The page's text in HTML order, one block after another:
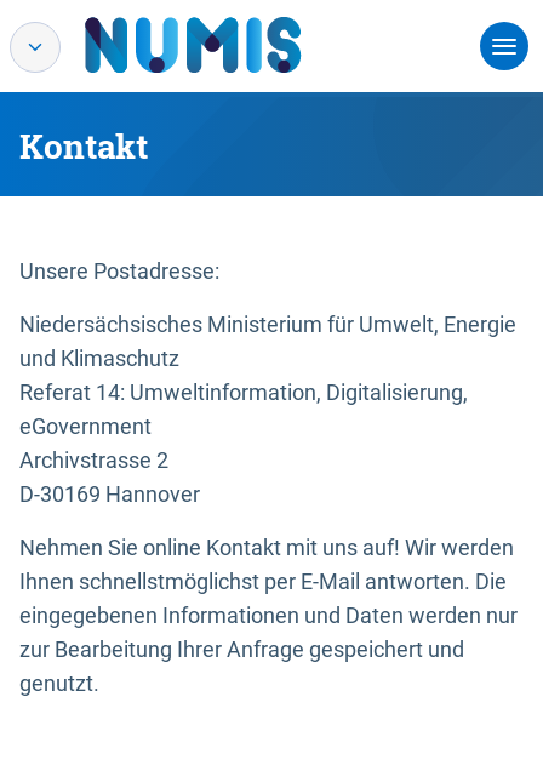
Kontakt
Unsere Postadresse:
Niedersächsisches Ministerium für Umwelt, Energie
und Klimaschutz
Referat 14: Umweltinformation, Digitalisierung,
eGovernment
Archivstrasse 2
D-30169 Hannover
Nehmen Sie online Kontakt mit uns auf! Wir werden
Ihnen schnellstmöglichst per E-Mail antworten. Die
eingegebenen Informationen und Daten werden nur
zur Bearbeitung Ihrer Anfrage gespeichert und
genutzt.